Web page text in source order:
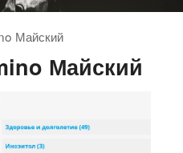
Майский
Майский